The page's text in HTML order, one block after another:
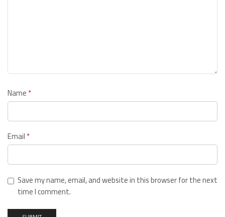
Name*
Email*
Save my name, email, and website in this browser for the next
time I comment.